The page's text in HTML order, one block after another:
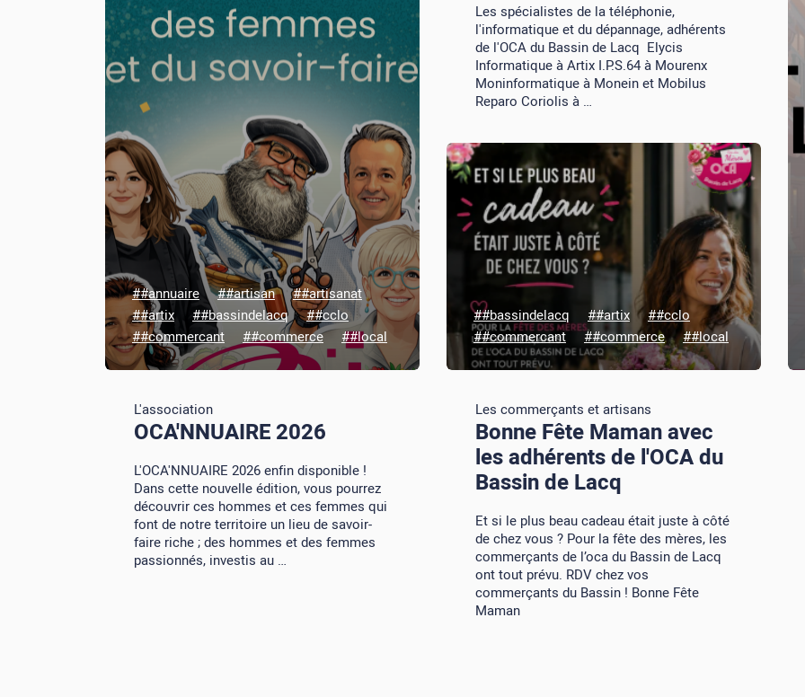
Les spécialistes de la téléphonie,
l'informatique et du dépannage, adhérents
de l'OCA du Bassin de Lacq Elycis
Informatique à Artix I.P.S.64 à Mourenx
Moninformatique à Monein et Mobilus
Reparo Coriolis à …
##annuaire ##artisan
##artisanat
##artix
##bassindelacq
##cclo
##commercant
##commerce ##local
L'association
OCA'NNUAIRE 2026
L'OCA'NNUAIRE 2026 enfin disponible !
Dans cette nouvelle édition, vous pourrez
découvrir ces hommes et ces femmes qui
font de notre territoire un lieu de savoir-
faire riche ; des hommes et des femmes
passionnés, investis au …
##bassindelacq ##artix
##cclo
##commercant
##commerce ##local
Les commerçants et artisans
Bonne Fête Maman avec
les adhérents de l'OCA du
Bassin de Lacq
Et si le plus beau cadeau était juste à côté
de chez vous ? Pour la fête des mères, les
commerçants de l’oca du Bassin de Lacq
ont tout prévu. RDV chez vos
commerçants du Bassin ! Bonne Fête
Maman